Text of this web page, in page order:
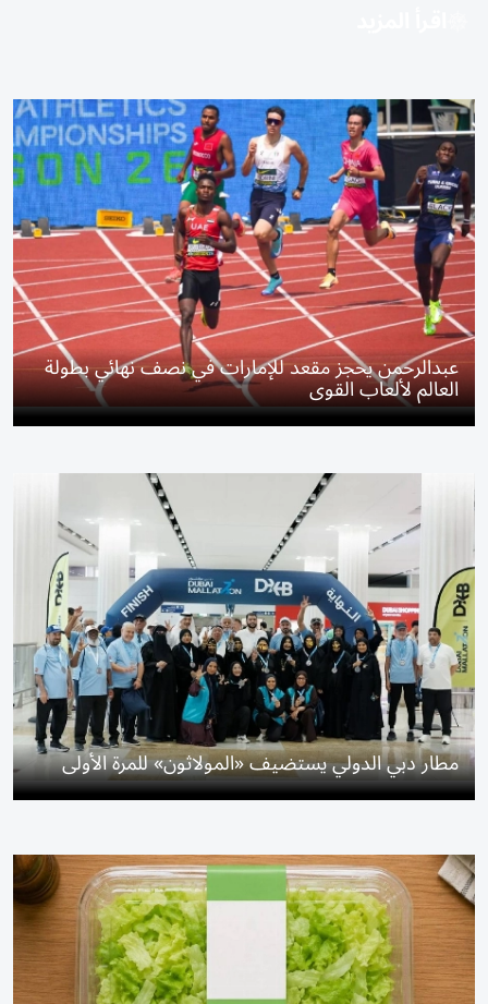
عبدالرحمن يحجز مقعد للإمارات في نصف نهائي بطولة
العالم لألعاب القوى
مطار دبي الدولي يستضيف «المولاثون» للمرة الأولى